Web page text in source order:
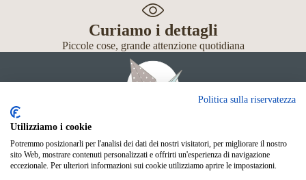
Curiamo i dettagli
Piccole cose, grande attenzione quotidiana
Giochi
Neonato
Politica sulla riservatezza
Utilizziamo i cookie
Potremmo posizionarli per l'analisi dei dati dei nostri visitatori, per migliorare il nostro
sito Web, mostrare contenuti personalizzati e offrirti un'esperienza di navigazione
eccezionale. Per ulteriori informazioni sui cookie utilizziamo aprire le impostazioni.